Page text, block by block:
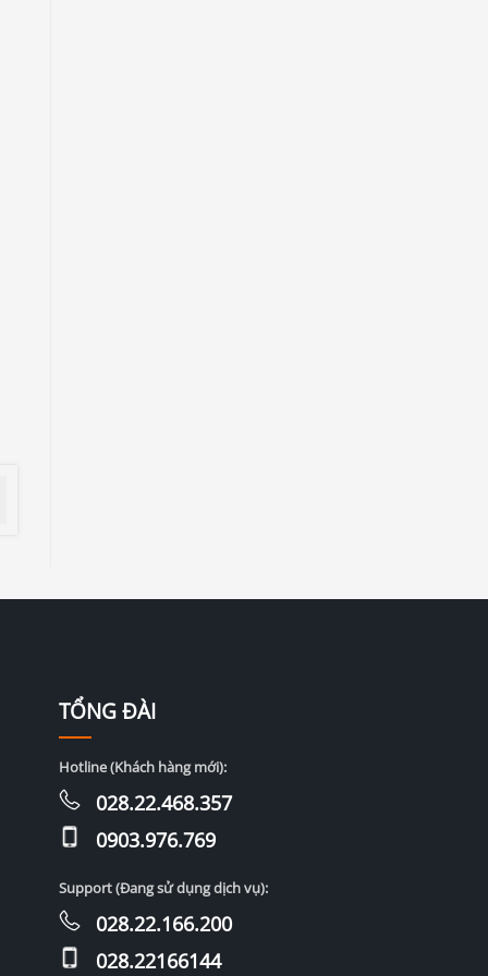
TỔNG ĐÀI
Hotline (Khách hàng mới):
028.22.468.357
0903.976.769
Support (Đang sử dụng dịch vụ):
028.22.166.200
028.22166144